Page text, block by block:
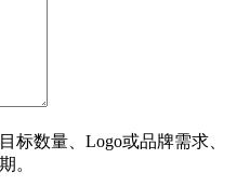
标数量、Logo或品牌需求、
。